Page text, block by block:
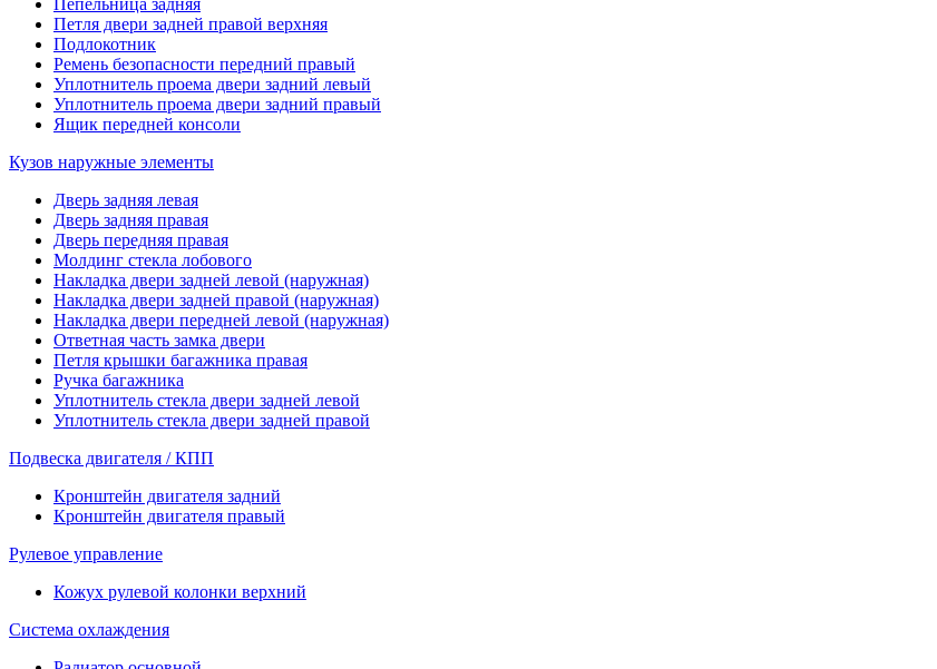
Петля двери задней правой верхняя
Подлокотник
Ремень безопасности передний правый
Уплотнитель проема двери задний левый
Уплотнитель проема двери задний правый
Ящик передней консоли
Кузов наружные элементы
Дверь задняя левая
Дверь задняя правая
Дверь передняя правая
Молдинг стекла лобового
Накладка двери задней левой (наружная)
Накладка двери задней правой (наружная)
Накладка двери передней левой (наружная)
Ответная часть замка двери
Петля крышки багажника правая
Ручка багажника
Уплотнитель стекла двери задней левой
Уплотнитель стекла двери задней правой
Подвеска двигателя / КПП
Кронштейн двигателя задний
Кронштейн двигателя правый
Рулевое управление
Кожух рулевой колонки верхний
Система охлаждения